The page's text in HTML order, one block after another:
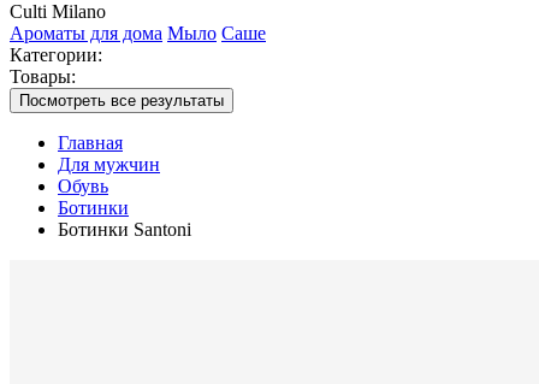
Culti Milano
Ароматы для дома Мыло Саше
Категории:
Товары:
Посмотреть все результаты
Главная
Для мужчин
Обувь
Ботинки
Ботинки Santoni